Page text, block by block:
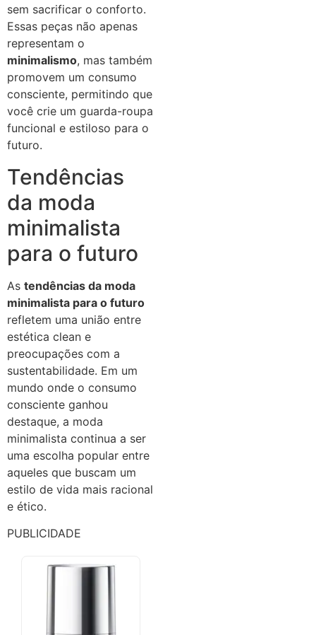
sem sacrificar o conforto.
Essas peças não apenas
representam o
minimalismo, mas também
promovem um consumo
consciente, permitindo que
você crie um guarda-roupa
funcional e estiloso para o
futuro.
Tendências
da moda
minimalista
para o futuro
As tendências da moda
minimalista para o futuro
refletem uma união entre
estética clean e
preocupações com a
sustentabilidade. Em um
mundo onde o consumo
consciente ganhou
destaque, a moda
minimalista continua a ser
uma escolha popular entre
aqueles que buscam um
estilo de vida mais racional
e ético.
PUBLICIDADE